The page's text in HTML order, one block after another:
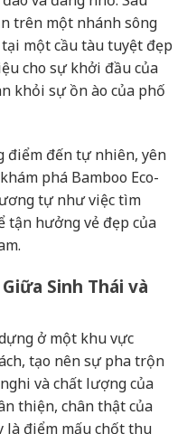
trên một nhánh sông
một cầu tàu tuyệt đẹp
cho sự khởi đầu của
khỏi sự ồn ào của phố
điểm đến tự nhiên, yên
phá Bamboo Eco-
tự như việc tìm
tận hưởng vẻ đẹp của
Sinh Thái và
ở một khu vực
tạo nên sự pha trộn
và chất lượng của
thiện, chân thật của
là điểm mấu chốt thu